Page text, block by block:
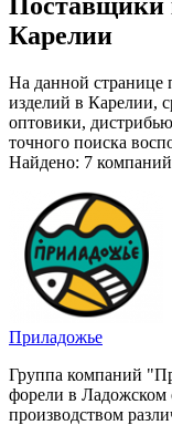
Карелии
На данной странице
изделий в Карелии,
оптовики,
точного поиска
Найдено: 7
Приладожье
Группа компаний
форели в Ладожском
производством